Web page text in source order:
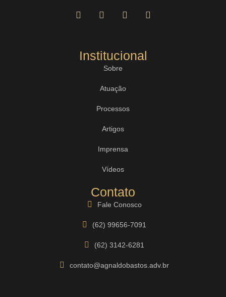
Institucional
Sobre
Atuação
Processos
Artigos
Imprensa
Vídeos
Contato
Fale Conosco
(62) 99656-7091
(62) 3142-6281
contato@agnaldobastos.adv.br